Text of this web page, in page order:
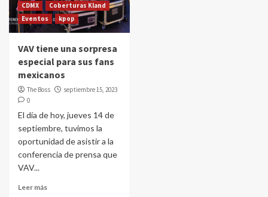
CDMX
Coberturas Kland
Eventos
kpop
VAV tiene una sorpresa
especial para sus fans
mexicanos
The Boss
septiembre 15, 2023
0
El día de hoy, jueves 14 de
septiembre, tuvimos la
oportunidad de asistir a la
conferencia de prensa que
VAV...
Leer más